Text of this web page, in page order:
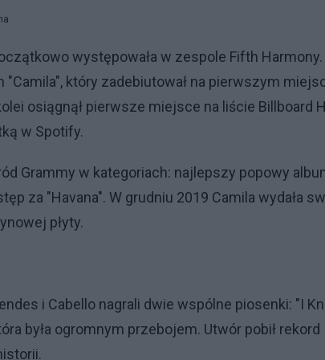
występowała w zespole Fifth Harmony.
który zadebiutował na pierwszym
osiągnął pierwsze miejsce na liście Billboard
w Spotify.
Grammy w kategoriach: najlepszy popowy
za "Havana". W grudniu 2019 Camila wydała
płyty.
i Cabello nagrali dwie wspólne piosenki: "I
była ogromnym przebojem. Utwór pobił rekord